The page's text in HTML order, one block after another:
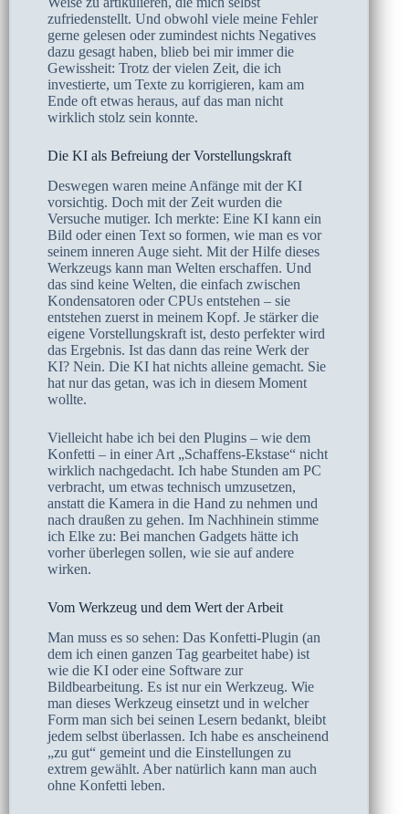
zufriedenstellt. Und obwohl viele meine Fehler
gerne gelesen oder zumindest nichts Negatives
dazu gesagt haben, blieb bei mir immer die
Gewissheit: Trotz der vielen Zeit, die ich
investierte, um Texte zu korrigieren, kam am
Ende oft etwas heraus, auf das man nicht
wirklich stolz sein konnte.
Die KI als Befreiung der Vorstellungskraft
Deswegen waren meine Anfänge mit der KI
vorsichtig. Doch mit der Zeit wurden die
Versuche mutiger. Ich merkte: Eine KI kann ein
Bild oder einen Text so formen, wie man es vor
seinem inneren Auge sieht. Mit der Hilfe dieses
Werkzeugs kann man Welten erschaffen. Und
das sind keine Welten, die einfach zwischen
Kondensatoren oder CPUs entstehen – sie
entstehen zuerst in meinem Kopf. Je stärker die
eigene Vorstellungskraft ist, desto perfekter wird
das Ergebnis. Ist das dann das reine Werk der
KI? Nein. Die KI hat nichts alleine gemacht. Sie
hat nur das getan, was ich in diesem Moment
wollte.
Vielleicht habe ich bei den Plugins – wie dem
Konfetti – in einer Art „Schaffens-Ekstase“ nicht
wirklich nachgedacht. Ich habe Stunden am PC
verbracht, um etwas technisch umzusetzen,
anstatt die Kamera in die Hand zu nehmen und
nach draußen zu gehen. Im Nachhinein stimme
ich Elke zu: Bei manchen Gadgets hätte ich
vorher überlegen sollen, wie sie auf andere
wirken.
Vom Werkzeug und dem Wert der Arbeit
Man muss es so sehen: Das Konfetti-Plugin (an
dem ich einen ganzen Tag gearbeitet habe) ist
wie die KI oder eine Software zur
Bildbearbeitung. Es ist nur ein Werkzeug. Wie
man dieses Werkzeug einsetzt und in welcher
Form man sich bei seinen Lesern bedankt, bleibt
jedem selbst überlassen. Ich habe es anscheinend
„zu gut“ gemeint und die Einstellungen zu
extrem gewählt. Aber natürlich kann man auch
ohne Konfetti leben.